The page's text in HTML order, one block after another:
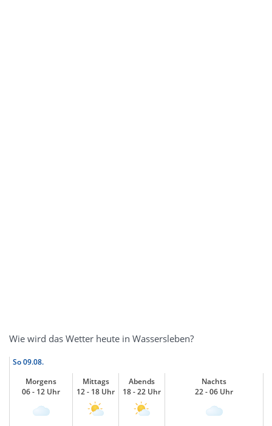
Wie wird das Wetter heute in Wassersleben?
So09.08.
Morgens
06 - 12 Uhr
Mittags
12 - 18 Uhr
Abends
18 - 22 Uhr
Nachts
22 - 06 Uhr